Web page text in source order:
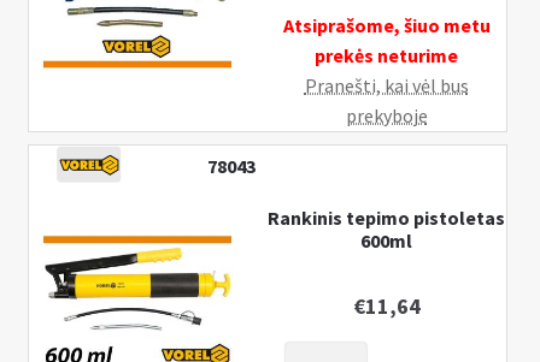
Atsiprašome, šiuo metu
prekės neturime
Pranešti, kai vėl bus
prekyboje
78043
Rankinis tepimo pistoletas
600ml
€11,64